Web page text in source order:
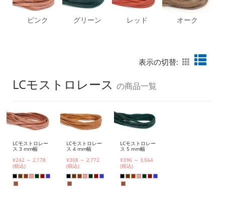
ピンク グリーン レッド オーク
表示の切替:
LCモストロレース の商品一覧
LCモストロレー
ス 3 mm幅
¥242 ～ 2,178
(税込)
LCモストロレー
ス 4 mm幅
¥308 ～ 2,772
(税込)
LCモストロレー
ス 5 mm幅
¥396 ～ 3,564
(税込)